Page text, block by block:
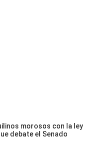
morosos con la ley
debate el Senado